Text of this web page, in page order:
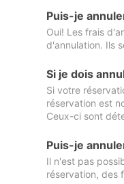
Puis-je
Oui! Les frais
d'annulation. Ils
Si je dois
Si votre
réservation est
Ceux-ci sont
Puis-je
Il n'est pas
réservation, des